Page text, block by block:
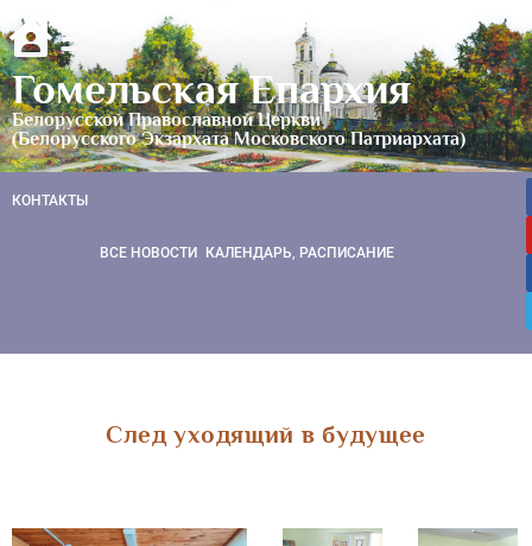
Гомельская Епархия
Белорусской Православной Церкви
(Белорусского Экзархата Московского Патриархата)
КОНТАКТЫ
ВСЕ НОВОСТИ КАЛЕНДАРЬ, РАСПИСАНИЕ
След уходящий в будущее